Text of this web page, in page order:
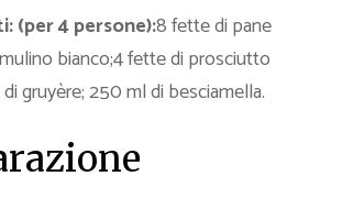
(per 4 persone):8 fette di pane
bianco;4 fette di prosciutto
gruyère; 250 ml di besciamella.